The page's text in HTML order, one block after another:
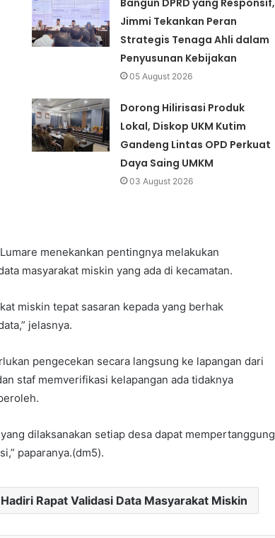
Bangun DPRD yang Responsif,
Jimmi Tekankan Peran
Strategis Tenaga Ahli dalam
Penyusunan Kebijakan
05 August 2026
Dorong Hilirisasi Produk
Lokal, Diskop UKM Kutim
Gandeng Lintas OPD Perkuat
Daya Saing UMKM
03 August 2026
menekankan pentingnya melakukan
masyarakat miskin yang ada di kecamatan.
miskin tepat sasaran kepada yang berhak
jelasnya.
pengecekan secara langsung ke lapangan dari
staf memverifikasi kelapangan ada tidaknya
dilaksanakan setiap desa dapat mempertanggung
paparanya.(dm5).
Rapat Validasi Data Masyarakat Miskin